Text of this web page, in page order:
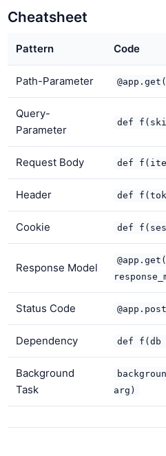
Cheatsheet
Pattern Code
Path-Parameter
Query-
Parameter
def
Request Body def
Header def
Cookie def
Response Model
Status Code
Dependency def f(db
Background
Task
arg)